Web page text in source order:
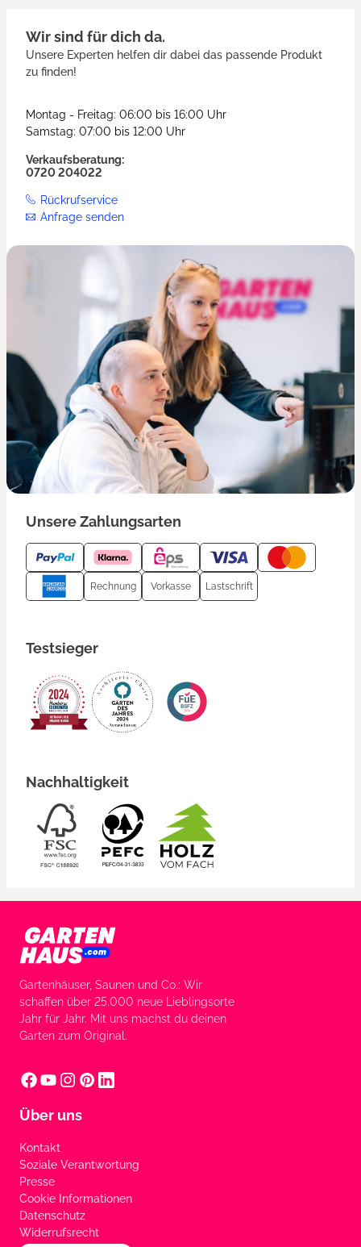
Wir sind für dich da.
Unsere Experten helfen dir dabei das passende Produkt
zu finden!
Montag - Freitag: 06:00 bis 16:00 Uhr
Samstag: 07:00 bis 12:00 Uhr
Verkaufsberatung:
0720 204022
Rückrufservice
Anfrage senden
Unsere Zahlungsarten
Rechnung Vorkasse Lastschrift
Testsieger
Nachhaltigkeit
Gartenhäuser, Saunen und Co.: Wir
schaffen über 25.000 neue Lieblingsorte
Jahr für Jahr. Mit uns machst du deinen
Garten zum Original.
Über uns
Kontakt
Soziale Verantwortung
Presse
Cookie Informationen
Datenschutz
Widerrufsrecht